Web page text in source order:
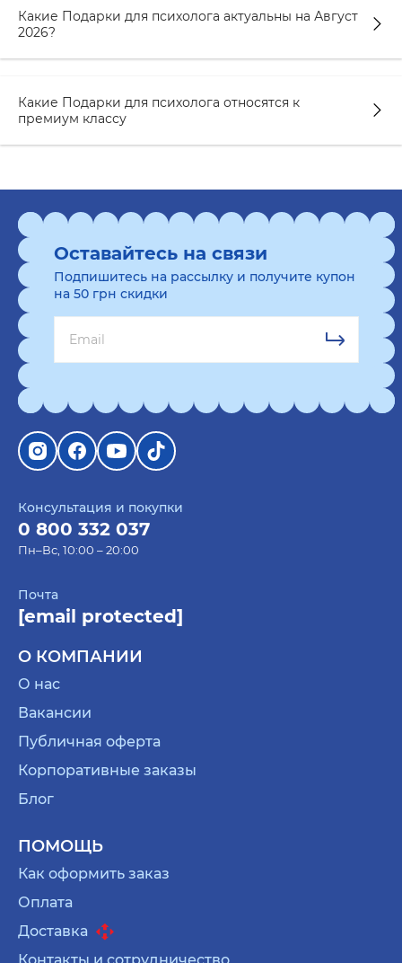
Какие Подарки для психолога актуальны на Август
2026?
Какие Подарки для психолога относятся к
премиум классу
Консультация и покупки
0 800 332 037
Пн–Вс, 10:00 – 20:00
Почта
[email protected]
О КОМПАНИИ
О нас
Вакансии
Публичная оферта
Корпоративные заказы
Блог
ПОМОЩЬ
Как оформить заказ
Оплата
Доставка
Контакты и сотрудничество
Оставайтесь на связи
Подпишитесь на рассылку и получите купон
на 50 грн скидки